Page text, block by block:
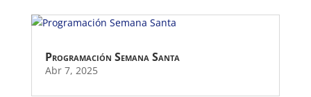
Programación Semana Santa
Abr 7, 2025